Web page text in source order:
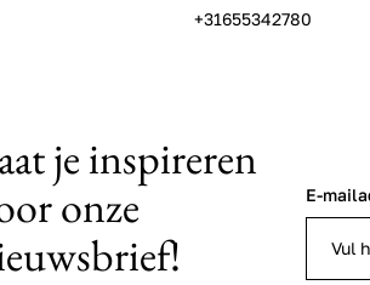
+31655342780
je inspireren
onze
E-